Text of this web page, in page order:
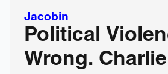
Jacobin
Political
Wrong.